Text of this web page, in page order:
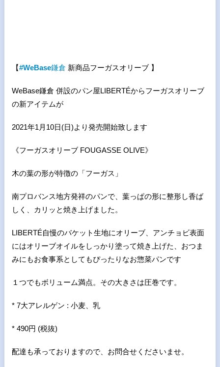
【#WeBase鎌倉 新商品フーガスオリーブ 】
WeBase鎌倉 併設のパン屋LIBERTÉからフーガスオリーブ
の新アイテムが
2021年1月10日(日)より発売開始致します
《フーガスオリーブ FOUGASSE OLIVE》
木の葉の形が特徴の「フーガス」
南プロバンス地方発祥のパンで、葉っぱの形に整形し香ば
しく、カリッと焼き上げました。
LIBERTÉ自慢のバケット生地にオリーブ、アンチョビ表面
にはオリーブオイルをしっかり塗って焼き上げた、おつま
みにもお食事系としてもぴったりなお惣菜パンです
１つでもボリューム満点。その大きさは圧巻です。
* 7大アレルゲン : 小麦、乳
* 490円 (税抜)
配達も承っておりますので、お問合せくださいませ。